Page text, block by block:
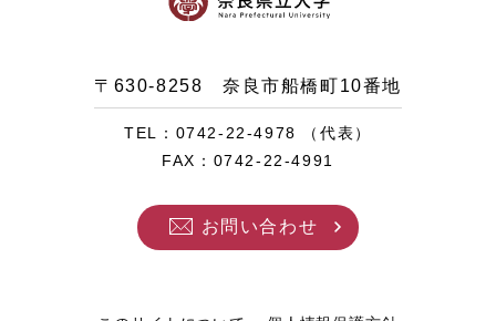
〒630-8258 奈良市船橋町10番地
TEL：0742-22-4978 （代表）
FAX：0742-22-4991
お問い合わせ